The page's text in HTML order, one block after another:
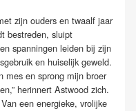
zijn ouders en twaalf jaar
bestreden, sluipt
spanningen leiden bij zijn
en huiselijk geweld.
mes en sprong mijn broer
herinnert Astwood zich.
een energieke, vrolijke